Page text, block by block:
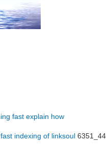
fast explain how
fast indexing of linksoul 6351_44